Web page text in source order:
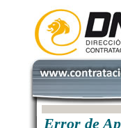
Error de